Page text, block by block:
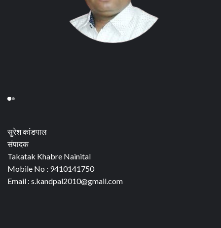
सुरेश कांडपाल
संपादक
Takatak Khabre Nainital
Mobile No : 9410141750
Email : s.kandpal2010@gmail.com